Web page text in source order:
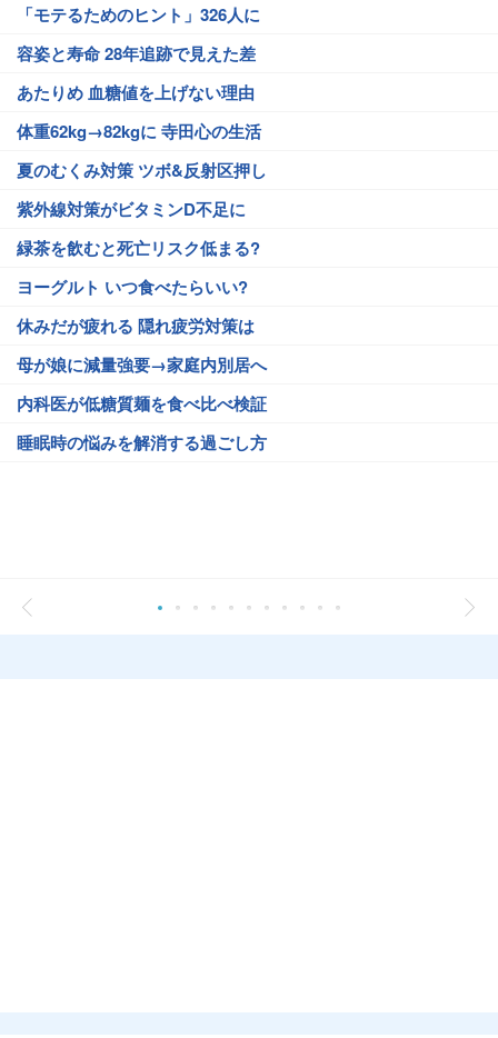
「モテるためのヒント」326人に
容姿と寿命 28年追跡で見えた差
あたりめ 血糖値を上げない理由
体重62kg→82kgに 寺田心の生活
夏のむくみ対策 ツボ&反射区押し
紫外線対策がビタミンD不足に
緑茶を飲むと死亡リスク低まる?
ヨーグルト いつ食べたらいい?
休みだが疲れる 隠れ疲労対策は
母が娘に減量強要→家庭内別居へ
内科医が低糖質麺を食べ比べ検証
睡眠時の悩みを解消する過ごし方